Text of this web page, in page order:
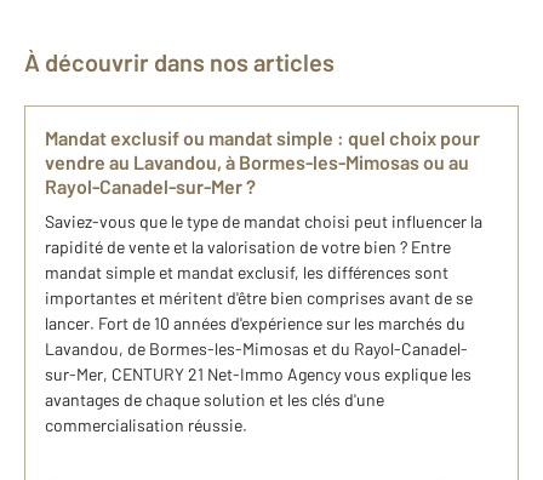
À découvrir dans nos articles
Mandat exclusif ou mandat simple : quel choix pour
vendre au Lavandou, à Bormes-les-Mimosas ou au
Rayol-Canadel-sur-Mer ?
Saviez-vous que le type de mandat choisi peut influencer la
rapidité de vente et la valorisation de votre bien ? Entre
mandat simple et mandat exclusif, les différences sont
importantes et méritent d'être bien comprises avant de se
lancer. Fort de 10 années d'expérience sur les marchés du
Lavandou, de Bormes-les-Mimosas et du Rayol-Canadel-
sur-Mer, CENTURY 21 Net-Immo Agency vous explique les
avantages de chaque solution et les clés d'une
commercialisation réussie.